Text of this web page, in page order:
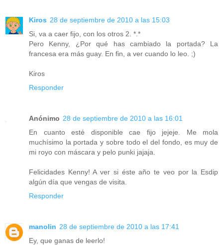
Kiros 28 de septiembre de 2010 a las 15:03
Si, va a caer fijo, con los otros 2. *.*
Pero Kenny, ¿Por qué has cambiado la portada? La
francesa era más guay. En fin, a ver cuando lo leo. ;)
Kiros
Responder
Anónimo 28 de septiembre de 2010 a las 16:01
En cuanto esté disponible cae fijo jejeje. Me mola
muchísimo la portada y sobre todo el del fondo, es muy de
mi royo con máscara y pelo punki jajaja.
Felicidades Kenny! A ver si éste año te veo por la Esdip
algún día que vengas de visita.
Responder
manolin 28 de septiembre de 2010 a las 17:41
Ey, que ganas de leerlo!